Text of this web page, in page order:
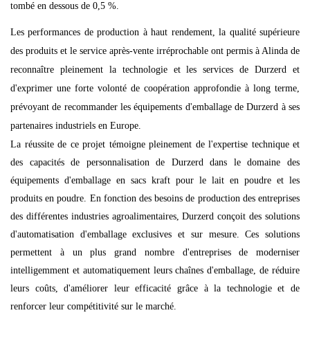
tombé en dessous de 0,5 %.
Les performances de production à haut rendement, la qualité supérieure
des produits et le service après-vente irréprochable ont permis à Alinda de
reconnaître pleinement la technologie et les services de Durzerd et
d'exprimer une forte volonté de coopération approfondie à long terme,
prévoyant de recommander les équipements d'emballage de Durzerd à ses
partenaires industriels en Europe.
La réussite de ce projet témoigne pleinement de l'expertise technique et
des capacités de personnalisation de Durzerd dans le domaine des
équipements d'emballage en sacs kraft pour le lait en poudre et les
produits en poudre. En fonction des besoins de production des entreprises
des différentes industries agroalimentaires, Durzerd conçoit des solutions
d'automatisation d'emballage exclusives et sur mesure. Ces solutions
permettent à un plus grand nombre d'entreprises de moderniser
intelligemment et automatiquement leurs chaînes d'emballage, de réduire
leurs coûts, d'améliorer leur efficacité grâce à la technologie et de
renforcer leur compétitivité sur le marché.